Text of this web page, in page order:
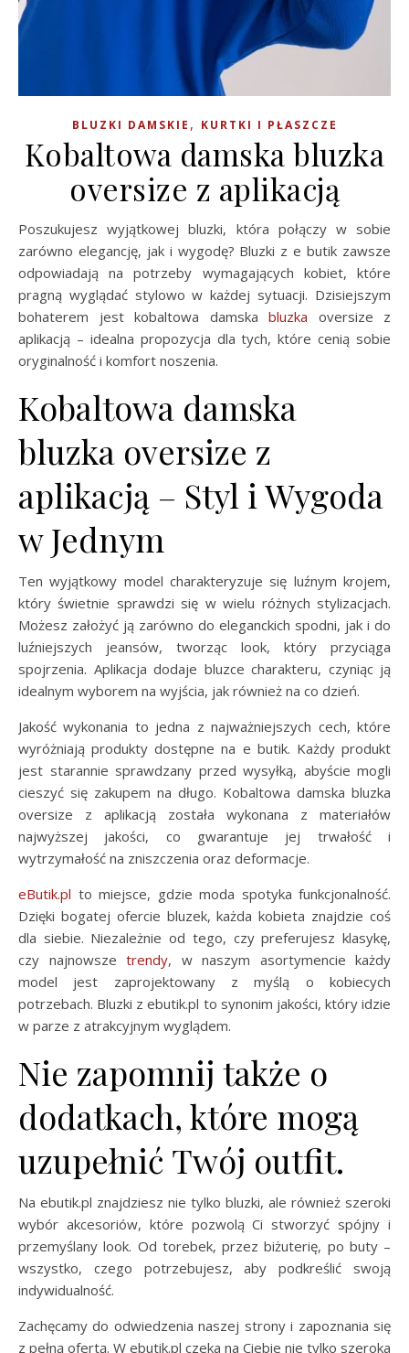
BLUZKI DAMSKIE , KURTKI I PŁASZCZE
Kobaltowa damska bluzka
oversize z aplikacją
Poszukujesz wyjątkowej bluzki, która połączy w sobie
zarówno elegancję, jak i wygodę? Bluzki z e butik zawsze
odpowiadają na potrzeby wymagających kobiet, które
pragną wyglądać stylowo w każdej sytuacji. Dzisiejszym
bohaterem jest kobaltowa damska bluzka oversize z
aplikacją – idealna propozycja dla tych, które cenią sobie
oryginalność i komfort noszenia.
Kobaltowa damska
bluzka oversize z
aplikacją – Styl i Wygoda
w Jednym
Ten wyjątkowy model charakteryzuje się luźnym krojem,
który świetnie sprawdzi się w wielu różnych stylizacjach.
Możesz założyć ją zarówno do eleganckich spodni, jak i do
luźniejszych jeansów, tworząc look, który przyciąga
spojrzenia. Aplikacja dodaje bluzce charakteru, czyniąc ją
idealnym wyborem na wyjścia, jak również na co dzień.
Jakość wykonania to jedna z najważniejszych cech, które
wyróżniają produkty dostępne na e butik. Każdy produkt
jest starannie sprawdzany przed wysyłką, abyście mogli
cieszyć się zakupem na długo. Kobaltowa damska bluzka
oversize z aplikacją została wykonana z materiałów
najwyższej jakości, co gwarantuje jej trwałość i
wytrzymałość na zniszczenia oraz deformacje.
eButik.pl to miejsce, gdzie moda spotyka funkcjonalność.
Dzięki bogatej ofercie bluzek, każda kobieta znajdzie coś
dla siebie. Niezależnie od tego, czy preferujesz klasykę,
czy najnowsze trendy, w naszym asortymencie każdy
model jest zaprojektowany z myślą o kobiecych
potrzebach. Bluzki z ebutik.pl to synonim jakości, który idzie
w parze z atrakcyjnym wyglądem.
Nie zapomnij także o
dodatkach, które mogą
uzupełnić Twój outfit.
Na ebutik.pl znajdziesz nie tylko bluzki, ale również szeroki
wybór akcesoriów, które pozwolą Ci stworzyć spójny i
przemyślany look. Od torebek, przez biżuterię, po buty –
wszystko, czego potrzebujesz, aby podkreślić swoją
indywidualność.
Zachęcamy do odwiedzenia naszej strony i zapoznania się
z pełną ofertą. W ebutik.pl czeka na Ciebie nie tylko szeroka